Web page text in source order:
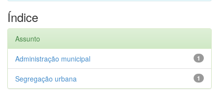
Índice
Assunto
1
Administração municipal
1
Segregação urbana